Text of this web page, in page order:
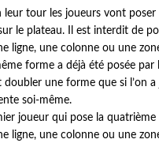
leur tour les joueurs vont poser
le plateau. Il est interdit de
ligne, une colonne ou une
forme a déjà été posée par
doubler une forme que si l’on a
soi-même.
joueur qui pose la
ligne, une colonne ou une